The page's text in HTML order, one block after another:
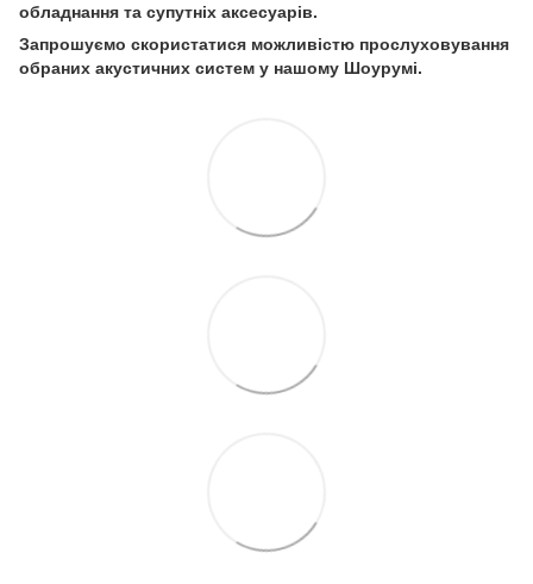
обладнання та супутніх аксесуарів.
Запрошуємо скористатися можливістю прослуховування
обраних акустичних систем у нашому Шоурумі.